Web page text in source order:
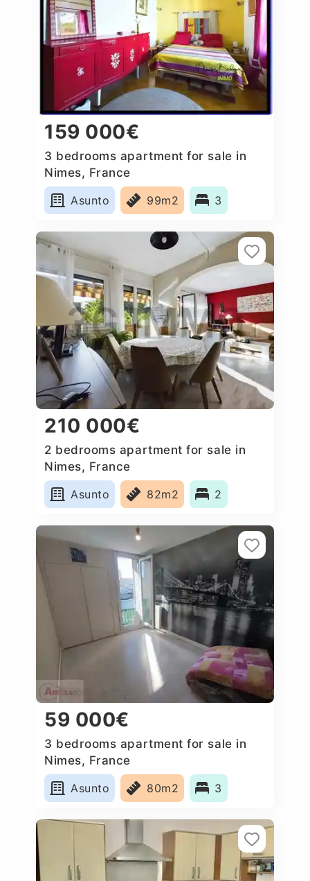
159 000€
3 bedrooms apartment for sale in
Nimes, France
Asunto
99m2 3
210 000€
2 bedrooms apartment for sale in
Nimes, France
Asunto
82m2 2
59 000€
3 bedrooms apartment for sale in
Nimes, France
Asunto
80m2 3